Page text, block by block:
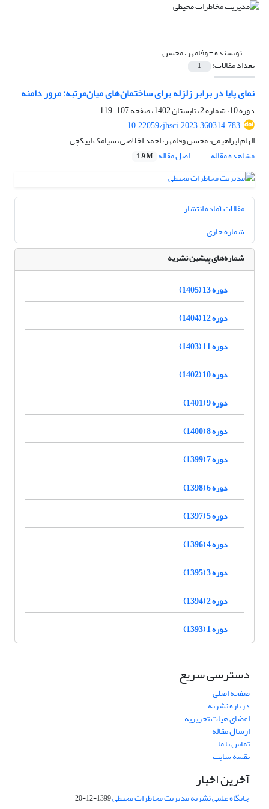
نویسنده =وفامهر، محسن
تعداد مقالات: 1
نمای پایا در برابر زلزله برای ساختمان‌های میان‌مرتبه: مرور دامنه
دوره 10، شماره 2، تابستان 1402، صفحه
107-119
10.22059/jhsci.2023.360314.783
الهام ابراهیمی، محسن وفامهر، احمد اخلاصی، سیامک ایپکچی
مشاهده مقاله
اصل مقاله 1.9 M
مقالات آماده انتشار
شماره جاری
شماره‌های پیشین نشریه
دوره 13 (1405)
دوره 12 (1404)
دوره 11 (1403)
دوره 10 (1402)
دوره 9 (1401)
دوره 8 (1400)
دوره 7 (1399)
دوره 6 (1398)
دوره 5 (1397)
دوره 4 (1396)
دوره 3 (1395)
دوره 2 (1394)
دوره 1 (1393)
دسترسی سریع
صفحه اصلی
درباره نشریه
اعضای هیات تحریریه
ارسال مقاله
تماس با ما
نقشه سایت
آخرین اخبار
جایگاه علمی نشریه مدیریت مخاطرات محیطی1399-12-20